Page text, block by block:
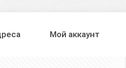
Мой аккаунт